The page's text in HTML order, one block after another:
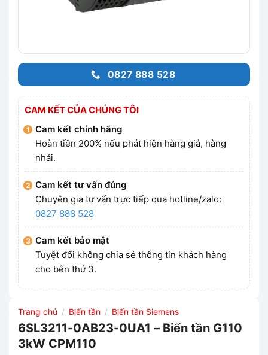
0827 888 528
CAM KẾT CỦA CHÚNG TÔI
Cam kết chính hãng
Hoàn tiền 200% nếu phát hiện hàng giả, hàng
nhái.
Cam kết tư vấn đúng
Chuyên gia tư vấn trực tiếp qua hotline/zalo:
0827 888 528
Cam kết bảo mật
Tuyệt đối không chia sẻ thông tin khách hàng
cho bên thứ 3.
Trang chủ / Biến tần / Biến tần Siemens
6SL3211-0AB23-0UA1 – Biến tần G110
3kW CPM110